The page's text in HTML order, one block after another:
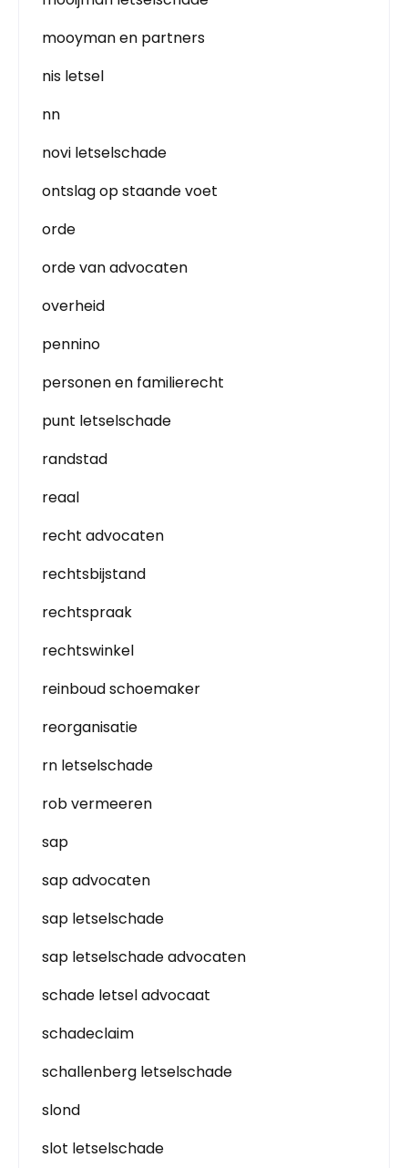
mooyman en partners
nis letsel
nn
novi letselschade
ontslag op staande voet
orde
orde van advocaten
overheid
pennino
personen en familierecht
punt letselschade
randstad
reaal
recht advocaten
rechtsbijstand
rechtspraak
rechtswinkel
reinboud schoemaker
reorganisatie
rn letselschade
rob vermeeren
sap
sap advocaten
sap letselschade
sap letselschade advocaten
schade letsel advocaat
schadeclaim
schallenberg letselschade
slond
slot letselschade